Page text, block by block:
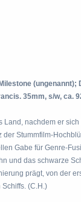
35mm, s/w, ca.
nachdem er
Stummfilm-
Gabe für Genre-
und das schwarze
prägt, von der
(C.H.)